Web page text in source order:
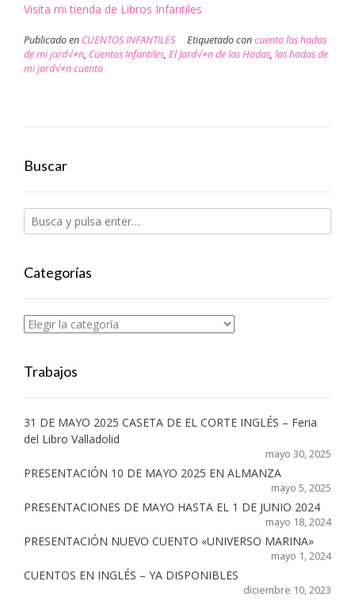
Visita mi tienda de Libros Infantiles
Publicado en CUENTOS INFANTILES Etiquetado concuento las hadas
de mi jard√≠n, Cuentos Infantiles, El Jard√≠n de las Hadas, las hadas de
mi jard√≠n cuento
Buscar
Categorías
Categorías
Trabajos
31 DE MAYO 2025 CASETA DE EL CORTE INGLÉS – Feria
del Libro Valladolid
mayo 30, 2025
PRESENTACIÓN 10 DE MAYO 2025 EN ALMANZA
mayo 5, 2025
PRESENTACIONES DE MAYO HASTA EL 1 DE JUNIO 2024
mayo 18, 2024
PRESENTACIÓN NUEVO CUENTO «UNIVERSO MARINA»
mayo 1, 2024
CUENTOS EN INGLÉS – YA DISPONIBLES
diciembre 10, 2023